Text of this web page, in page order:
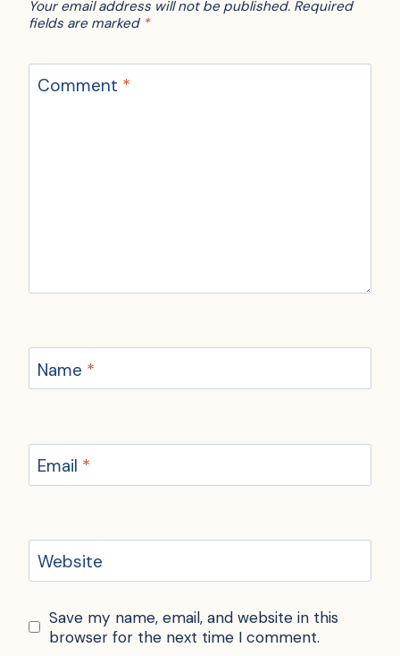
Your email address will not be published. Required
fields are marked *
Comment *
Name *
Email *
Website
Save my name, email, and website in this
browser for the next time I comment.